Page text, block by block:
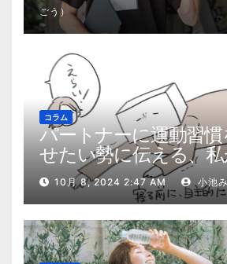
ごう）
コラム
パートナーに運動習
せたい勢に伝える、
肉量を2kg増やした5ス
10月 8, 2024 2:47 AM 小池